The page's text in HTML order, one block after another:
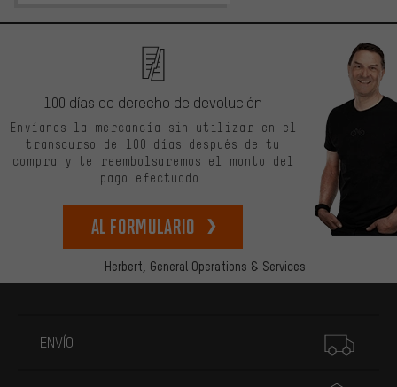
Herbert, General Operations & Services
100 días de derecho de devolución
Envíanos la mercancía sin utilizar en el
transcurso de 100 días después de tu
compra y te reembolsaremos el monto del
pago efectuado.
Al formulario
ENVÍO